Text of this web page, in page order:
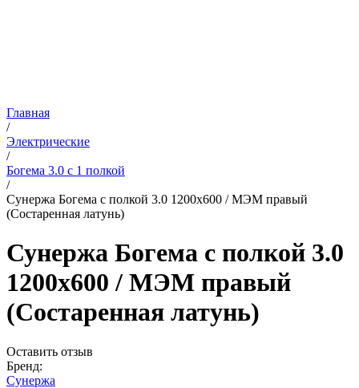
Главная
/
Электрические
/
Богема 3.0 с 1 полкой
/
Сунержа Богема с полкой 3.0 1200х600 / МЭМ правый
(Состаренная латунь)
Сунержа Богема с полкой 3.0
1200х600 / МЭМ правый
(Состаренная латунь)
Оставить отзыв
Бренд:
Сунержа